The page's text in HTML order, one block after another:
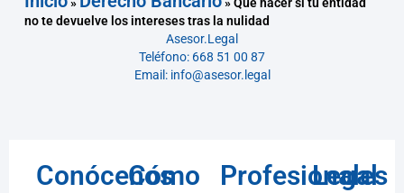
» »Qué hacer si tu entidad
no te devuelve los intereses tras la nulidad
Asesor.Legal
Teléfono: 668 51 00 87
Email: info@asesor.legal
Conócenos
Cómo
Profesionales
Legal